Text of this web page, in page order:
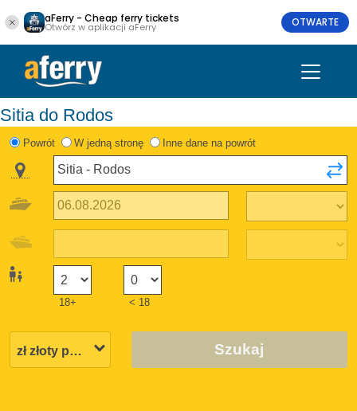
aFerry - Cheap ferry tickets
Otwórz w aplikacji aFerry OTWARTE
Sitia do Rodos
Powrót W jedną stronę Inne dane na powrót
18+ < 18
Szukaj